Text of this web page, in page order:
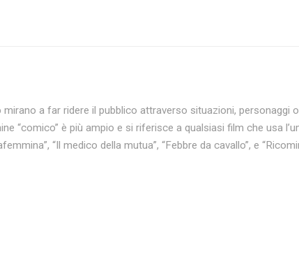
a far ridere il pubblico attraverso situazioni,
“comico” è più ampio e si riferisce a qualsiasi film che usa
“Il medico della mutua”, “Febbre da cavallo”, e